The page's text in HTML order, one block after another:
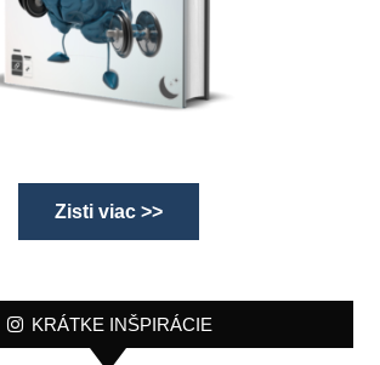
Zisti viac >>
KRÁTKE INŠPIRÁCIE